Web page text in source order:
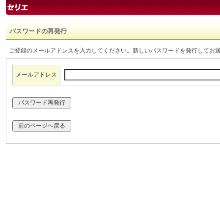
パスワードの再発行
ご登録のメールアドレスを入力してください。新しいパスワードを発行してお
メールアドレス